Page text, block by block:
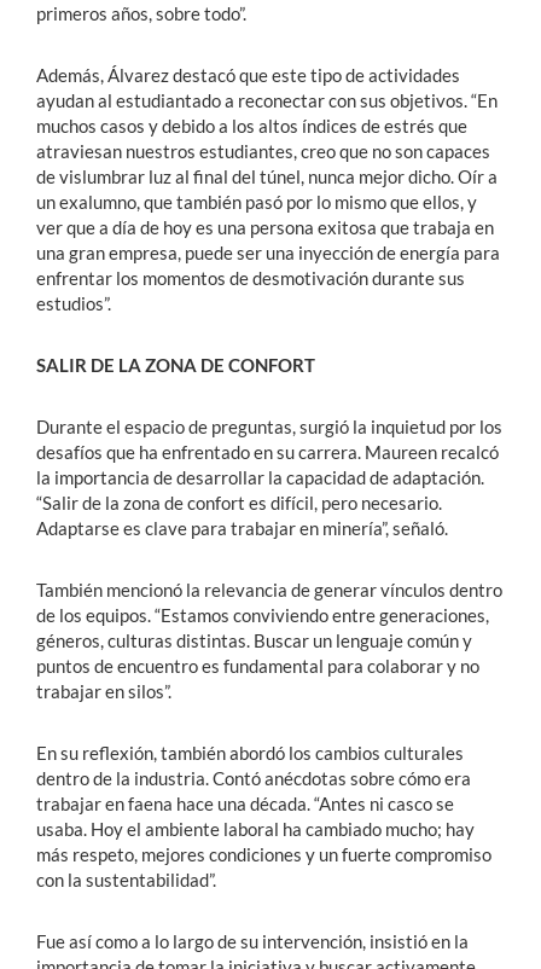
primeros años, sobre todo”.
Además, Álvarez destacó que este tipo de actividades
ayudan al estudiantado a reconectar con sus objetivos. “En
muchos casos y debido a los altos índices de estrés que
atraviesan nuestros estudiantes, creo que no son capaces
de vislumbrar luz al final del túnel, nunca mejor dicho. Oír a
un exalumno, que también pasó por lo mismo que ellos, y
ver que a día de hoy es una persona exitosa que trabaja en
una gran empresa, puede ser una inyección de energía para
enfrentar los momentos de desmotivación durante sus
estudios”.
SALIR DE LA ZONA DE CONFORT
Durante el espacio de preguntas, surgió la inquietud por los
desafíos que ha enfrentado en su carrera. Maureen recalcó
la importancia de desarrollar la capacidad de adaptación.
“Salir de la zona de confort es difícil, pero necesario.
Adaptarse es clave para trabajar en minería”, señaló.
También mencionó la relevancia de generar vínculos dentro
de los equipos. “Estamos conviviendo entre generaciones,
géneros, culturas distintas. Buscar un lenguaje común y
puntos de encuentro es fundamental para colaborar y no
trabajar en silos”.
En su reflexión, también abordó los cambios culturales
dentro de la industria. Contó anécdotas sobre cómo era
trabajar en faena hace una década. “Antes ni casco se
usaba. Hoy el ambiente laboral ha cambiado mucho; hay
más respeto, mejores condiciones y un fuerte compromiso
con la sustentabilidad”.
Fue así como a lo largo de su intervención, insistió en la